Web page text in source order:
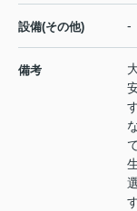
設備(その他) -
備考